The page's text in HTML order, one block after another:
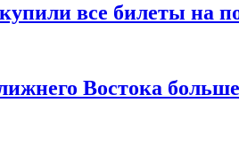
все билеты на
Востока